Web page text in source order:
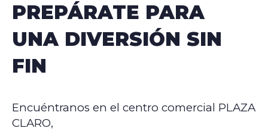
PREPÁRATE PARA
UNA DIVERSIÓN SIN
FIN
Encuéntranos en el centro comercial PLAZA
CLARO,